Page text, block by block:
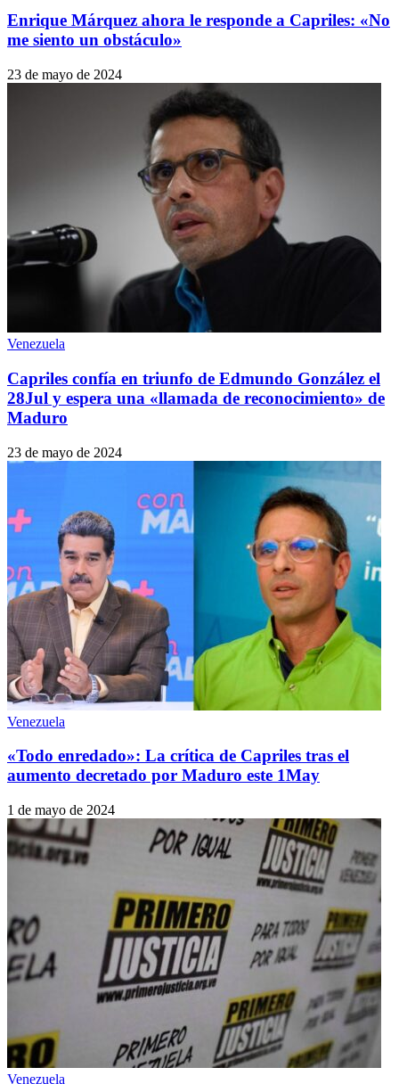
Enrique Márquez ahora le responde a Capriles: «No
me siento un obstáculo»
23 de mayo de 2024
Venezuela
Capriles confía en triunfo de Edmundo González el
28Jul y espera una «llamada de reconocimiento» de
Maduro
23 de mayo de 2024
Venezuela
«Todo enredado»: La crítica de Capriles tras el
aumento decretado por Maduro este 1May
1 de mayo de 2024
Venezuela